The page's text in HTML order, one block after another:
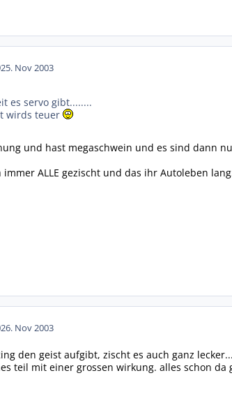
25. Nov 2003
es servo gibt........
wirds teuer
und hast megaschwein und es sind dann
ALLE gezischt und das ihr Autoleben
26. Nov 2003
den geist aufgibt, zischt es auch ganz
teil mit einer grossen wirkung. alles schon